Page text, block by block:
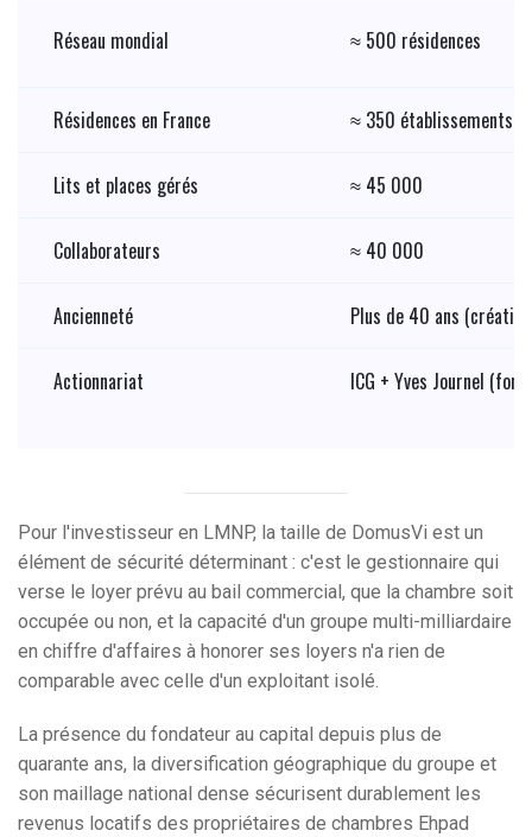
Réseau mondial ≈ 500 résidences
Résidences en France ≈ 350 établissements
Lits et places gérés ≈ 45 000
Collaborateurs ≈ 40 000
Ancienneté Plus de 40 ans
Actionnariat ICG + Yves Journel
Pour l'investisseur en LMNP, la taille de DomusVi est un
élément de sécurité déterminant : c'est le gestionnaire qui
verse le loyer prévu au bail commercial, que la chambre soit
occupée ou non, et la capacité d'un groupe multi-milliardaire
en chiffre d'affaires à honorer ses loyers n'a rien de
comparable avec celle d'un exploitant isolé.
La présence du fondateur au capital depuis plus de
quarante ans, la diversification géographique du groupe et
son maillage national dense sécurisent durablement les
revenus locatifs des propriétaires de chambres Ehpad